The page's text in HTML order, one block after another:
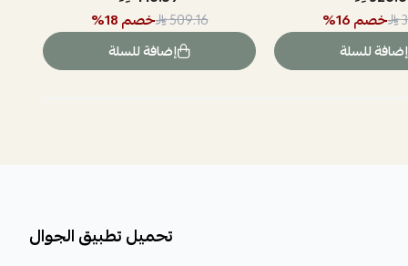
خصم16
%
إضافة للسلة
509.16 خصم18
%
إضافة للسلة
تحميل تطبيق الجوال